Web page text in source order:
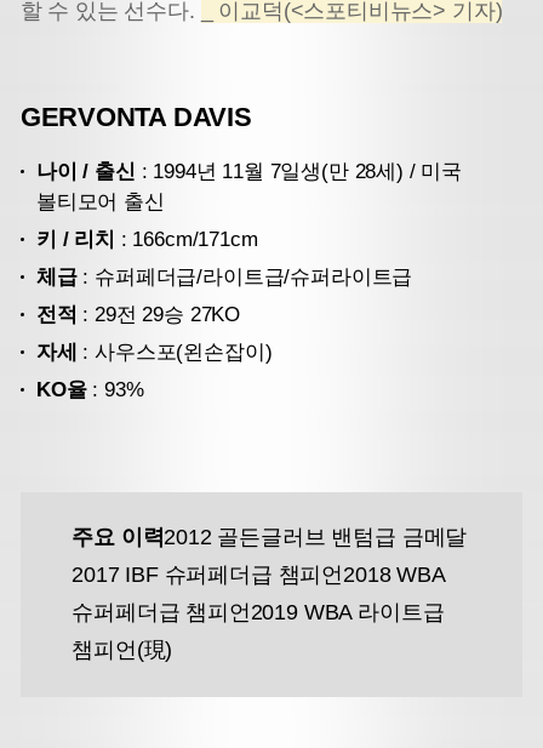
할 수 있는 선수다. _ 이교덕(<스포티비뉴스> 기자)
GERVONTA DAVIS
나이 / 출신 : 1994년 11월 7일생(만 28세) / 미국
볼티모어 출신
키 / 리치 : 166cm/171cm
체급 : 슈퍼페더급/라이트급/슈퍼라이트급
전적 : 29전 29승 27KO
자세 : 사우스포(왼손잡이)
KO율: 93%
주요 이력2012 골든글러브 밴텀급 금메달
2017 IBF 슈퍼페더급 챔피언2018 WBA
슈퍼페더급 챔피언2019 WBA 라이트급
챔피언(現)